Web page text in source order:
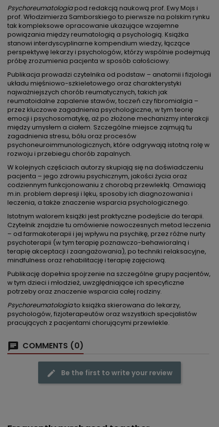
Psychoreumatologiapod redakcją naukową prof. Ewy Mojs i
prof. Włodzimierza Samborskiego to pierwsze na polskim rynku
tak kompleksowe opracowanie ukazujące wzajemne
powiązania między reumatologią a psychologią. Książka
stanowi interdyscyplinarne kompendium wiedzy, łączące
perspektywę lekarzy i psychologów, którzy wspólnie podejmują
próbę zrozumienia pacjenta w sposób całościowy.
Publikacja prowadzi czytelnika od podstaw – anatomii i fizjologii
układu mięśniowo-szkieletowego oraz charakterystyki
najważniejszych chorób reumatycznych, takich jak
reumatoidalne zapalenie stawów, toczeń czy fibromialgia –
przez kluczowe zagadnienia psychologiczne, w tym teorię
emocji i psychosomatykę, aż po złożone mechanizmy interakcji
między umysłem a ciałem. Szczególne miejsce zajmują tu
zagadnienia stresu, bólu oraz procesów
psychoneuroimmunologicznych, które odgrywają istotną rolę w
rozwoju i przebiegu chorób zapalnych.
W kolejnych częściach autorzy skupiają się na doświadczeniu
pacjenta – jego zdrowiu psychicznym, jakości życia oraz
codziennym funkcjonowaniu z chorobą przewlekłą. Omawiają
m.in. problem depresji i lęku, sposoby ich diagnozowania i
leczenia, a także znaczenie wsparcia psychologicznego.
Istotnym walorem książki jest praktyczne podejście do terapii.
Czytelnik znajdzie tu omówienie nowoczesnych metod leczenia
– od farmakoterapii i jej wpływu na psychikę, przez różne nurty
psychoterapii (w tym terapię poznawczo-behawioralną i
terapię akceptacji i zaangażowania), po techniki relaksacyjne,
mindfulness oraz rehabilitację i terapię zajęciową.
Publikację dopełnia spojrzenie na szczególne grupy pacjentów,
w tym dzieci i młodzież, uwzględniające ich specyficzne
potrzeby oraz znaczenie wsparcia całej rodziny.
Psychoreumatologiato książka skierowana do lekarzy,
psychologów, fizjoterapeutów oraz wszystkich specjalistów
pracujących z pacjentami chorującymi przewlekle.
COMMENTS (0)
Be the first to write your review